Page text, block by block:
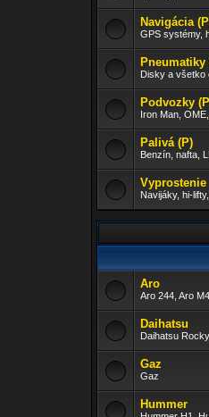
Navigácia
GPS systémy,
Disky a všetko
Podvozky
Iron Man,
Palivá (P)
Benzín, nafta,
Vyprostenie
Navijáky, hi-lifty,
Aro
Aro 244, Aro
Daihatsu
Daihatsu
Gaz
Gaz
Hummer